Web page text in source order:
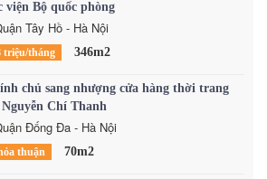
viện Bộ quốc phòng
Tây Hồ - Hà Nội
triệu/tháng 346m2
chủ sang nhượng cửa hàng thời trang
Chí Thanh
Đống Đa - Hà Nội
thuận 70m2